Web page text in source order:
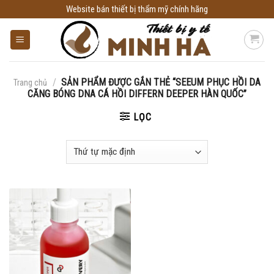
to
content
Website bán thiết bị thẩm mỹ chính hãng
Trang chủ / SẢN PHẨM ĐƯỢC GẮN THẺ “SEEUM PHỤC HỒI DA
CĂNG BÓNG DNA CÁ HỒI DIFFERN DEEPER HÀN QUỐC”
LỌC